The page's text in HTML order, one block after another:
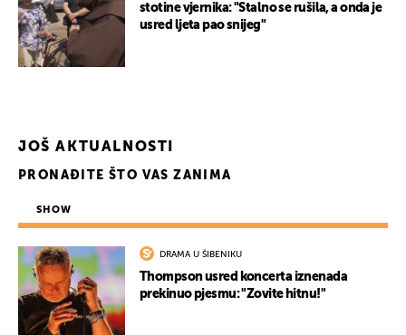
stotine vjernika: "Stalno se rušila, a onda je
usred ljeta pao snijeg"
JOŠ AKTUALNOSTI
PRONAĐITE ŠTO VAS ZANIMA
SHOW
DRAMA U ŠIBENIKU
Thompson usred koncerta iznenada
prekinuo pjesmu: "Zovite hitnu!"